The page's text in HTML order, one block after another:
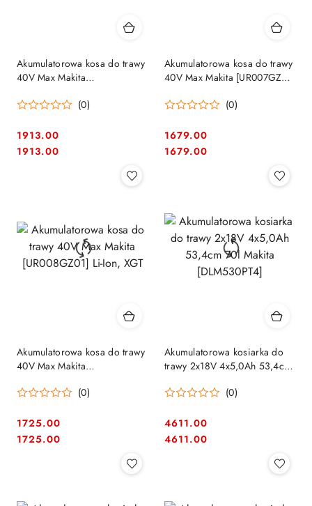
Akumulatorowa kosa do trawy
40V Max Makita
(0)
Cena:
1913.00
Cena:
1913.00
Akumulatorowa kosa do trawy
40V Max Makita [UR007GZ01]
(0)
Cena:
1679.00
Cena:
1679.00
Akumulatorowa kosa do trawy
40V Max Makita
(0)
Cena:
1725.00
Cena:
1725.00
Akumulatorowa kosiarka do
trawy 2x18V 4x5,0Ah 53,4cm
(0)
Cena:
4611.00
Cena:
4611.00